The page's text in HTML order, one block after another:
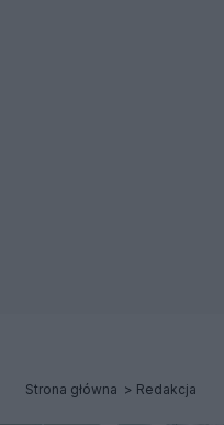
Strona główna Redakcja